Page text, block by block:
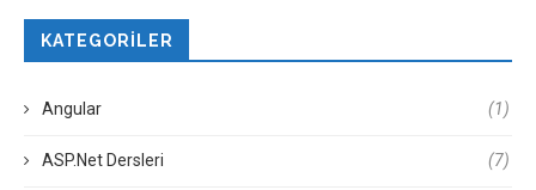
KATEGORILER
Angular (1)
ASP.Net Dersleri (7)